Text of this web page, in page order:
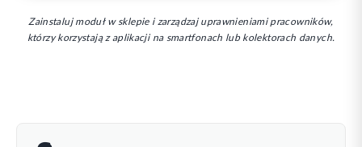
Zainstaluj moduł w sklepie i zarządzaj uprawnieniami pracowników,
którzy korzystają z aplikacji na smartfonach lub kolektorach danych.